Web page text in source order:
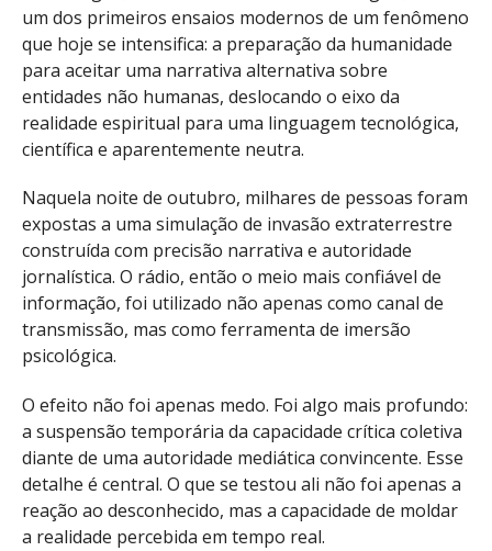
um dos primeiros ensaios modernos de um fenômeno
que hoje se intensifica: a preparação da humanidade
para aceitar uma narrativa alternativa sobre
entidades não humanas, deslocando o eixo da
realidade espiritual para uma linguagem tecnológica,
científica e aparentemente neutra.
Naquela noite de outubro, milhares de pessoas foram
expostas a uma simulação de invasão extraterrestre
construída com precisão narrativa e autoridade
jornalística. O rádio, então o meio mais confiável de
informação, foi utilizado não apenas como canal de
transmissão, mas como ferramenta de imersão
psicológica.
O efeito não foi apenas medo. Foi algo mais profundo:
a suspensão temporária da capacidade crítica coletiva
diante de uma autoridade mediática convincente. Esse
detalhe é central. O que se testou ali não foi apenas a
reação ao desconhecido, mas a capacidade de moldar
a realidade percebida em tempo real.